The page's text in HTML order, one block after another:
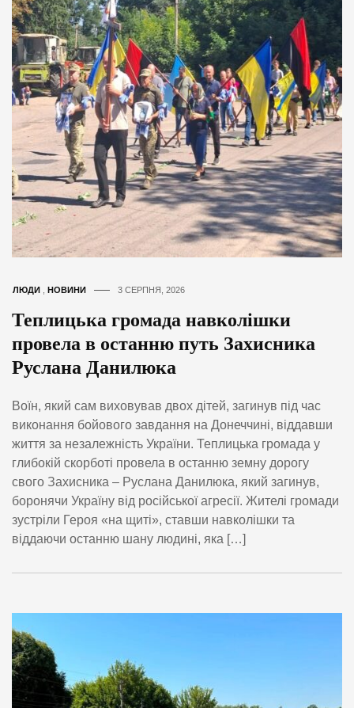
ЛЮДИ НОВИНИ 3 СЕРПНЯ, 2026
Теплицька громада навколішки
провела в останню путь Захисника
Руслана Данилюка
Воїн, який сам виховував двох дітей, загинув під час
виконання бойового завдання на Донеччині, віддавши
життя за незалежність України. Теплицька громада у
глибокій скорботі провела в останню земну дорогу
свого Захисника – Руслана Данилюка, який загинув,
боронячи Україну від російської агресії. Жителі громади
зустріли Героя «на щиті», ставши навколішки та
віддаючи останню шану людині, яка […]